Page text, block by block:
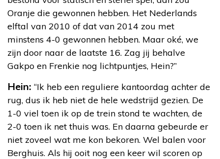
Oranje die gewonnen hebben. Het Nederlands
elftal van 2010 of dat van 2014 zou met
minstens 4-0 gewonnen hebben. Maar oké, we
zijn door naar de laatste 16. Zag jij behalve
Gakpo en Frenkie nog lichtpuntjes, Hein?”
Hein: “Ik heb een reguliere kantoordag achter de
rug, dus ik heb niet de hele wedstrijd gezien. De
1-0 viel toen ik op de trein stond te wachten, de
2-0 toen ik net thuis was. En daarna gebeurde er
niet zoveel wat me kon bekoren. Wel balen voor
Berghuis. Als hij ooit nog een keer wil scoren op